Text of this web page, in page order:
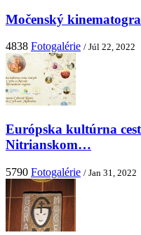
Močenský
4838 Fotogalérie / Júl 22, 2022
Európska kultúrna
Nitrianskom…
5790 Fotogalérie / Jan 31, 2022